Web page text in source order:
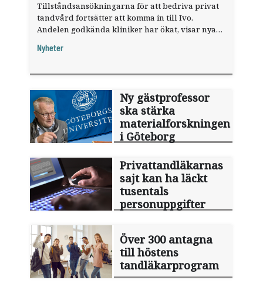
Tillståndsansökningarna för att bedriva privat
tandvård fortsätter att komma in till Ivo.
Andelen godkända kliniker har ökat, visar nya
Nyheter
Ny gästprofessor
ska stärka
materialforskningen
i Göteborg
Privattandläkarnas
sajt kan ha läckt
tusentals
personuppgifter
Över 300 antagna
till höstens
tandläkarprogram